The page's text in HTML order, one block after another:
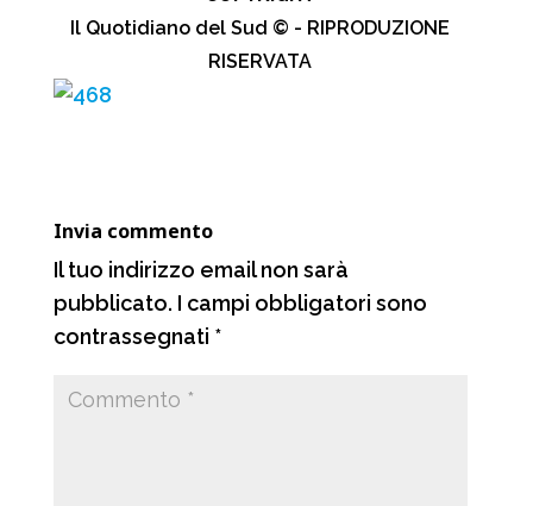
b
n
Il Quotidiano del Sud © - RIPRODUZIONE
RISERVATA
Invia commento
Il tuo indirizzo email non sarà
pubblicato. I campi obbligatori sono
contrassegnati *